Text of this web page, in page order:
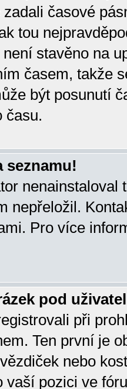
časové
tou
stavěno na
časem, takže
být posunutí
času.
seznamu!
nenainstaloval
nepřeložil.
Pro více
pod
při
Ten první je
nebo
vaší pozici ve